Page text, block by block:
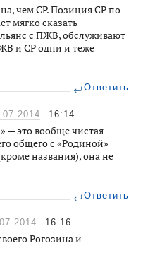
чем СР. Позиция СР по
мягко сказать
с ПЖВ, обслуживают
и СР одни и теже
Ответить
16:14
— это вообще чистая
общего с «Родиной»
названия), она не
Ответить
16:16
Рогозина и